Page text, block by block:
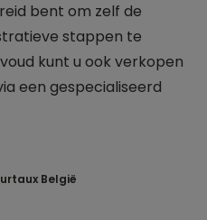
bent om zelf de
stappen te
kunt u ook verkopen
een gespecialiseerd
België